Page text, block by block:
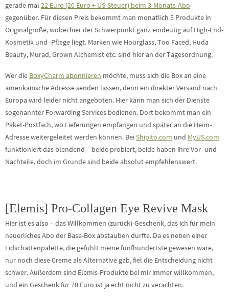
gerade mal 22 Euro (20 Euro + US-Steuer) beim 3-Monats-Abo
gegenüber. Für diesen Preis bekommt man monatlich 5 Produkte in
Originalgröße, wobei hier der Schwerpunkt ganz eindeutig auf High-End-
Kosmetik und -Pflege liegt. Marken wie Hourglass, Too Faced, Huda
Beauty, Murad, Grown Alchemist etc. sind hier an der Tagesordnung.
Wer die BoxyCharm abonnieren möchte, muss sich die Box an eine
amerikanische Adresse senden lassen, denn ein direkter Versand nach
Europa wird leider nicht angeboten. Hier kann man sich der Dienste
sogenannter Forwarding Services bedienen. Dort bekommt man ein
Paket-Postfach, wo Lieferungen empfangen und später an die Heim-
Adresse weitergeleitet werden können. BeiShipito.com und MyUS.com
funktioniert das blendend – beide probiert, beide haben ihre Vor- und
Nachteile, doch im Grunde sind beide absolut empfehlenswert.
[Elemis] Pro-Collagen Eye Revive Mask
Hier ist es also – das Willkommen (zurück)-Geschenk, das ich für mein
neuerliches Abo der Base-Box abstauben durfte. Da es neben einer
Lidschattenpalette, die gefühlt meine fünfhundertste gewesen wäre,
nur noch diese Creme als Alternative gab, fiel die Entscheidung nicht
schwer. Außerdem sind Elemis-Produkte bei mir immer willkommen,
und ein Geschenk für 70 Euro ist ja echt nicht zu verachten.